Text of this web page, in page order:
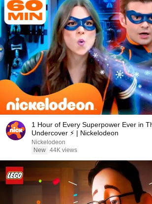
1 Hour of Every Superpower Ever in
Undercover ⚡️ | Nickelodeon
Nickelodeon
New 44K views